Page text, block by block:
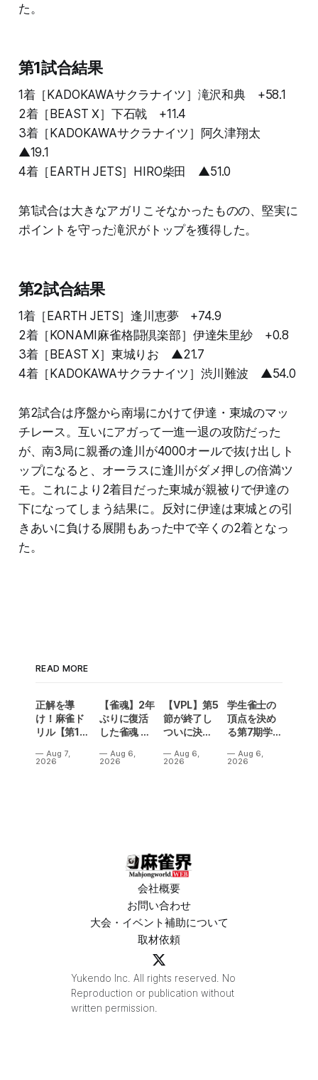
た。
第1試合結果
1着［KADOKAWAサクラナイツ］滝沢和典 +58.1
2着［BEAST Ⅹ］下石戟 +11.4
3着［KADOKAWAサクラナイツ］阿久津翔太
▲19.1
4着［EARTH JETS］HIRO柴田 ▲51.0
第1試合は大きなアガリこそなかったものの、堅実に
ポイントを守った滝沢がトップを獲得した。
第2試合結果
1着［EARTH JETS］逢川恵夢 +74.9
2着［KONAMI麻雀格闘倶楽部］伊達朱里紗 +0.8
3着［BEAST Ⅹ］東城りお ▲21.7
4着［KADOKAWAサクラナイツ］渋川難波 ▲54.0
第2試合は序盤から南場にかけて伊達・東城のマッ
チレース。互いにアガって一進一退の攻防だった
が、南3局に親番の逢川が4000オールで抜け出しト
ップになると、オーラスに逢川がダメ押しの倍満ツ
モ。これにより2着目だった東城が親被りで伊達の
下になってしまう結果に。反対に伊達は東城との引
きあいに負ける展開もあった中で辛くの2着となっ
た。
READ MORE
正解を導
け！麻雀ド
リル【第14
Aug 7,
2026
【雀魂】2年
ぶりに復活
した雀魂 企
予選出場企
Aug 6,
2026
【VPL】第5
節が終了し
ついに決勝
決定！Bリ
Aug 6,
2026
学生雀士の
頂点を決め
る第7期学生
場は3人麻雀
Aug 6,
2026
会社概要
お問い合わせ
大会・イベント補助について
取材依頼
Yukendo Inc. All rights reserved. No
Reproduction or publication without
written permission.